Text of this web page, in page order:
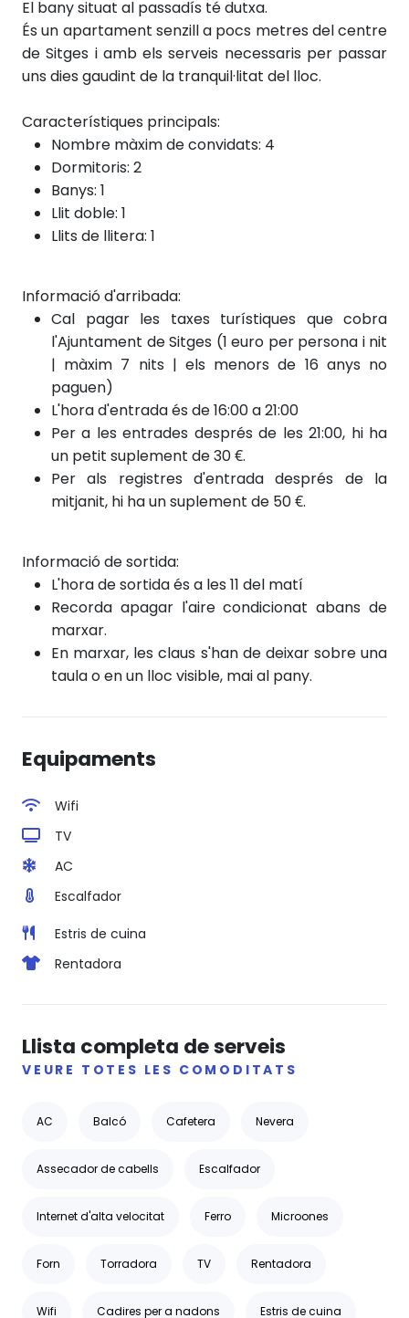
El bany situat al passadís té dutxa.
És un apartament senzill a pocs metres del centre
de Sitges i amb els serveis necessaris per passar
uns dies gaudint de la tranquil·litat del lloc.
Característiques principals:
Nombre màxim de convidats: 4
Dormitoris: 2
Banys: 1
Llit doble: 1
Llits de llitera: 1
Informació d'arribada:
Cal pagar les taxes turístiques que cobra
l'Ajuntament de Sitges (1 euro per persona i nit
| màxim 7 nits | els menors de 16 anys no
paguen)
L'hora d'entrada és de 16:00 a 21:00
Per a les entrades després de les 21:00, hi ha
un petit suplement de 30 €.
Per als registres d'entrada després de la
mitjanit, hi ha un suplement de 50 €.
Informació de sortida:
L'hora de sortida és a les 11 del matí
Recorda apagar l'aire condicionat abans de
marxar.
En marxar, les claus s'han de deixar sobre una
taula o en un lloc visible, mai al pany.
Equipaments
Wifi
TV
AC
Escalfador
Estris de cuina
Rentadora
Llista completa de serveis
VEURE TOTES LES COMODITATS
AC Balcó Cafetera Nevera
Assecador de cabells Escalfador
Internet d'alta velocitat Ferro Microones
Forn Torradora TV Rentadora
Wifi Cadires per a nadons Estris de cuina